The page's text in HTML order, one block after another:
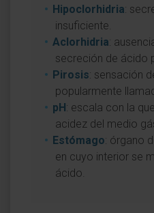
Hipoclorhidria:
insuficiente.
Aclorhidria:
secreción de ácido
Pirosis: sensación
popularmente
pH: escala con la
acidez del medio
Estómago: órgano
en cuyo interior se
ácido.